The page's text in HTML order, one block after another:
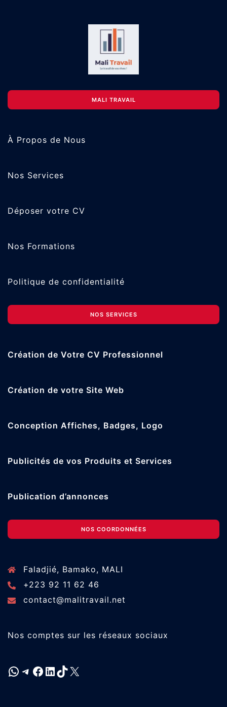
MALI TRAVAIL
À Propos de Nous
Nos Services
Déposer votre CV
Nos Formations
Politique de confidentialité
NOS SERVICES
Création de Votre CV Professionnel
Création de votre Site Web
Conception Affiches, Badges, Logo
Publicités de vos Produits et Services
Publication d’annonces
NOS COORDONNÉES
Faladjié, Bamako, MALI
+223 92 11 62 46
contact@malitravail.net
Nos comptes sur les réseaux sociaux
WhatsApp
Telegram
Facebook
LinkedIn
TikTok
X